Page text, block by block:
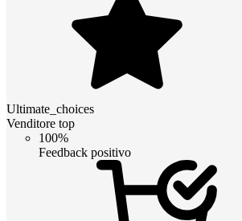
Ultimate_choices
Venditore top
100%
Feedback positivo